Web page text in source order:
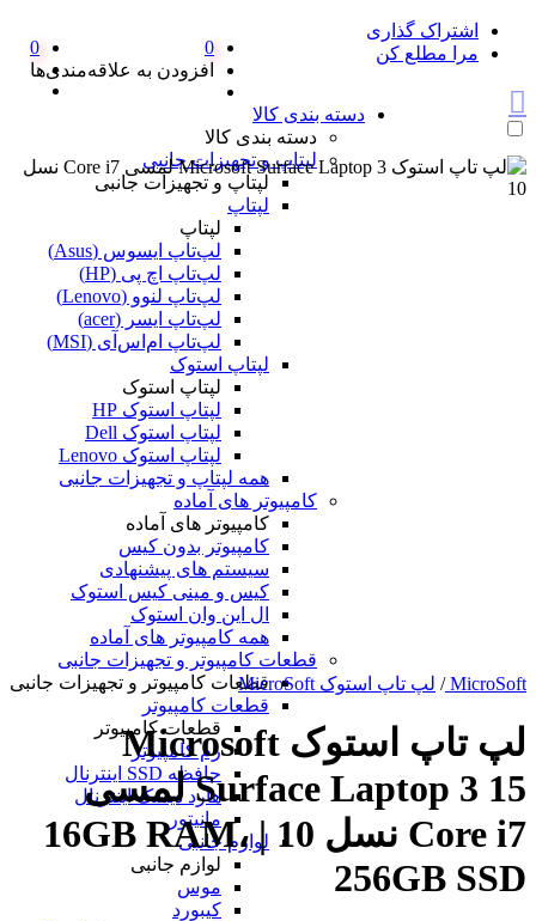
اشتراک گذاری
مرا مطلع کن
0
افزودن به علاقه‌مندی‌ها
0
دسته بندی کالا
دسته بندی کالا
لپتاپ و تجهیزات جانبی
لپتاپ و تجهیزات جانبی
لپتاپ
لپتاپ
لپ‌تاپ ایسوس (Asus)
لپ‌تاپ اچ پی (HP)
لپ‌تاپ لنوو (Lenovo)
لپ‌تاپ ایسر (acer)
لپ‌تاپ ام‌اس‌آی (MSI)
لپتاپ استوک
لپتاپ استوک
لپتاپ استوک HP
لپتاپ استوک Dell
لپتاپ استوک Lenovo
همه لپتاپ و تجهیزات جانبی
کامپیوتر های آماده
کامپیوتر های آماده
کامپیوتر بدون کیس
سیستم های پیشنهادی
کیس و مینی کیس استوک
ال این وان استوک
همه کامپیوتر های آماده
قطعات کامپیوتر و تجهیزات جانبی
قطعات کامپیوتر و تجهیزات جانبی
قطعات کامپیوتر
قطعات کامپیوتر
رم کامپیوتر
حافظه SSD اینترنال
هارد دیسک اینترنال
مانیتور
لوازم جانبی
لوازم جانبی
موس
کیبورد
MicroSoft
/ لپ تاپ استوک MicroSoft
لپ تاپ استوک Microsoft
Surface Laptop 3 15 لمسی
Core i7 نسل 10 | 16GB RAM،
256GB SSD